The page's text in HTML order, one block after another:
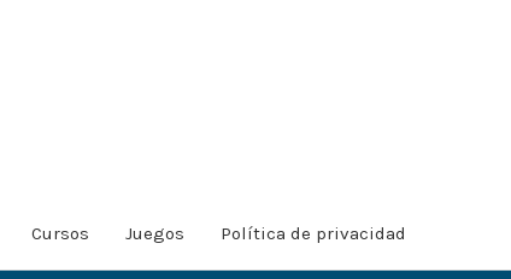
Cursos Juegos Política de privacidad